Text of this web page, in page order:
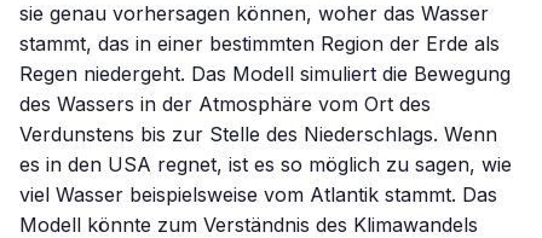
sie genau vorhersagen können, woher das Wasser
stammt, das in einer bestimmten Region der Erde als
Regen niedergeht. Das Modell simuliert die Bewegung
des Wassers in der Atmosphäre vom Ort des
Verdunstens bis zur Stelle des Niederschlags. Wenn
es in den USA regnet, ist es so möglich zu sagen, wie
viel Wasser beispielsweise vom Atlantik stammt. Das
Modell könnte zum Verständnis des Klimawandels